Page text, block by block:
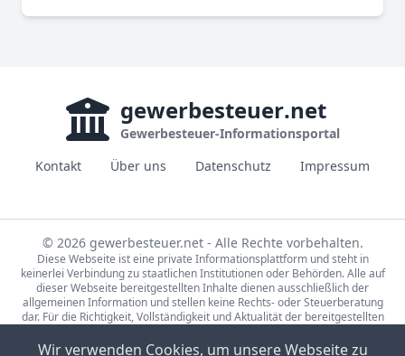
gewerbesteuer.net
Gewerbesteuer-Informationsportal
Kontakt
Über uns Datenschutz Impressum
© 2026 gewerbesteuer.net - Alle Rechte vorbehalten.
Diese Webseite ist eine private Informationsplattform und steht in
keinerlei Verbindung zu staatlichen Institutionen oder Behörden. Alle auf
dieser Webseite bereitgestellten Inhalte dienen ausschließlich der
allgemeinen Information und stellen keine Rechts- oder Steuerberatung
dar. Für die Richtigkeit, Vollständigkeit und Aktualität der bereitgestellten
steuerlichen Fragen wenden Sie sich bitte an einen qualifizierten
Wir verwenden Cookies, um unsere Webseite zu